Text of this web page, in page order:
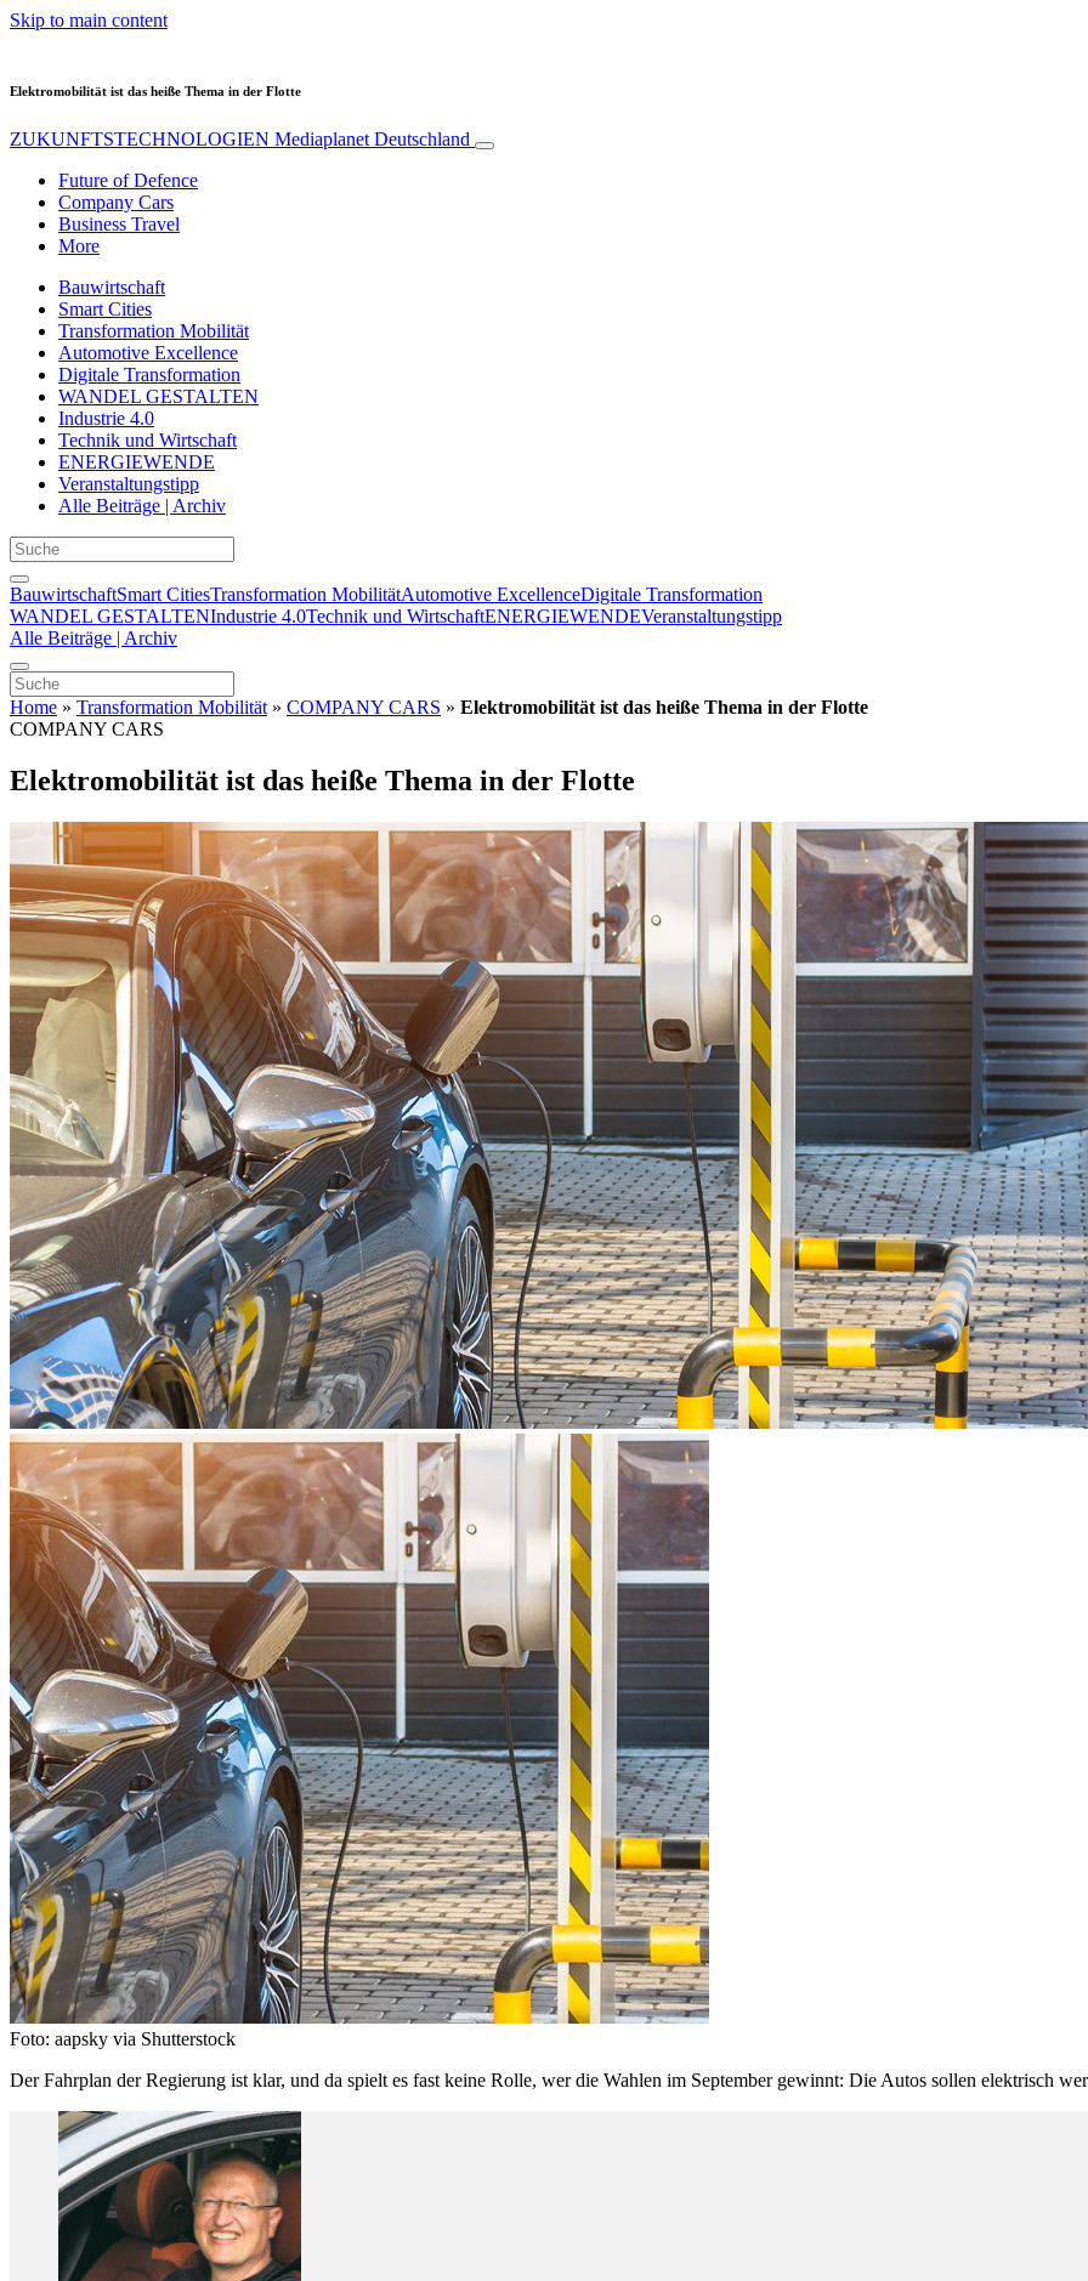
Skip to main content
Elektromobilität ist das heiße Thema in der Flotte
ZUKUNFTSTECHNOLOGIEN Mediaplanet Deutschland
Future of Defence
Company Cars
Business Travel
More
Bauwirtschaft
Smart Cities
Transformation Mobilität
Automotive Excellence
Digitale Transformation
WANDEL GESTALTEN
Industrie 4.0
Technik und Wirtschaft
ENERGIEWENDE
Veranstaltungstipp
Alle Beiträge | Archiv
BauwirtschaftSmart CitiesTransformation MobilitätAutomotive ExcellenceDigitale Transformation
WANDEL GESTALTENIndustrie 4.0Technik und WirtschaftENERGIEWENDEVeranstaltungstipp
Alle Beiträge | Archiv
Home » Transformation Mobilität » COMPANY CARS » Elektromobilität ist das heiße Thema in der Flotte
COMPANY CARS
Elektromobilität ist das heiße Thema in der Flotte
Foto: aapsky via Shutterstock
Der Fahrplan der Regierung ist klar, und da spielt es fast keine Rolle, wer die Wahlen im September gewinnt: Die Autos sollen elektrisch